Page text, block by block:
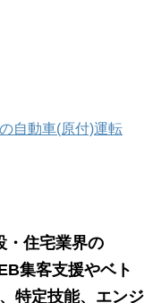
自動車(原付)運転
・住宅業界の
集客支援やベト
特定技能、エンジ